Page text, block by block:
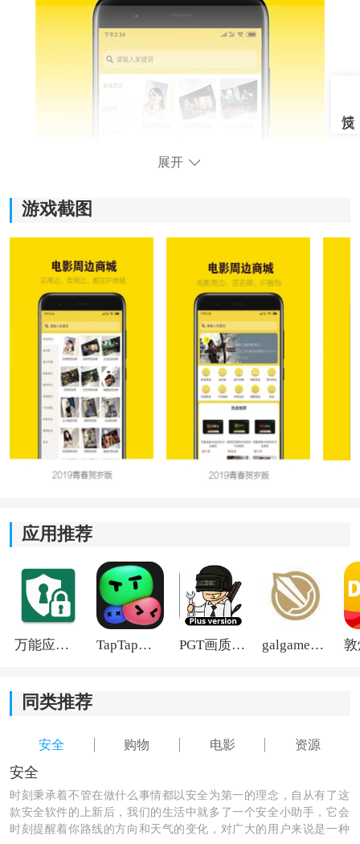
《IP商城》软件特色：
1.多样的电影周边商品供选择，包括音乐、动漫、服装
等，满足了影视爱好者对不同类型商品的需求。
买心仪的商品。
3.提供了低价会员服务，让用户以优惠的价格购买到心仪
的商品，节省了开销。
4.高效的交易流程，简化了购买的步骤，提升用户的
购物
体验。
展开
游戏截图
应用推荐
万能应用隐藏 TapTap国际版2026 PGT画质助手旧版 galgame游戏盒子2026
同类推荐
安全 购物 电影 资源
安全
时刻秉承着不管在做什么事情都以安全为第一的理念，自从有了这
款安全软件的上新后，我们的生活中就多了一个安全小助手，它会
时刻提醒着你路线的方向和天气的变化，对广大的用户来说是一种